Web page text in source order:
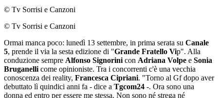
© Tv Sorrisi e Canzoni
© Tv Sorrisi e Canzoni
Ormai manca poco: lunedì 13 settembre, in prima serata su Canale
5, prende il via la sesta edizione di "Grande Fratello Vip". Alla
conduzione sempre Alfonso Signorini con Adriana Volpe e Sonia
Bruganelli come opinioniste. Tra i concorrenti c'è una vecchia
conoscenza dei reality, Francesca Cipriani. "Torno al Gf dopo aver
debuttato lì quindici anni fa - dice a Tgcom24 -. Ora sono una
donna ed entro per essere me stessa. Non sono né strega né